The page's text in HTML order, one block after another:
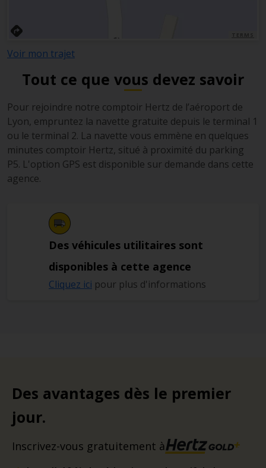
Voir mon trajet
Tout ce que vous devez savoir
Pour rejoindre notre comptoir Hertz de l’aéroport de
Lyon, empruntez la navette gratuite depuis le terminal 1
ou le terminal 2. La navette vous emmène en quelques
minutes comptoir Hertz, situé à proximité du parking
P5. L'option GPS est disponible sur demande dans cette
agence.
Des véhicules utilitaires sont
disponibles à cette agence
Cliquez ici pour plus d'informations
Des avantages dès le premier
jour.
Inscrivez-vous gratuitement à